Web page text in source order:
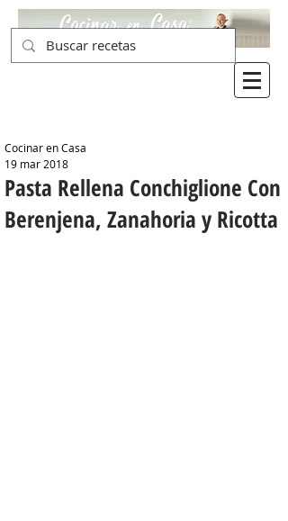
Pasta Rellena Conchiglione Con
Berenjena, Zanahoria y Ricotta
Cocinar en Casa
19 mar 2018